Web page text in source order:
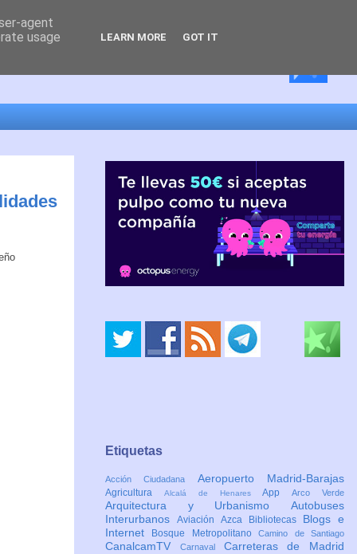
Etiquetas
Acción Ciudadana Aeropuerto Madrid-Barajas
Agricultura Alcalá de HenaresAppArco Verde
Arquitectura y Urbanismo Autobuses
Interurbanos Aviación Azca Bibliotecas Blogs e
Internet
Bosque MetropolitanoCamino de Santiago
CanalcamTV Carnaval Carreteras de Madrid
agent
usage
LEARN MORE GOT IT